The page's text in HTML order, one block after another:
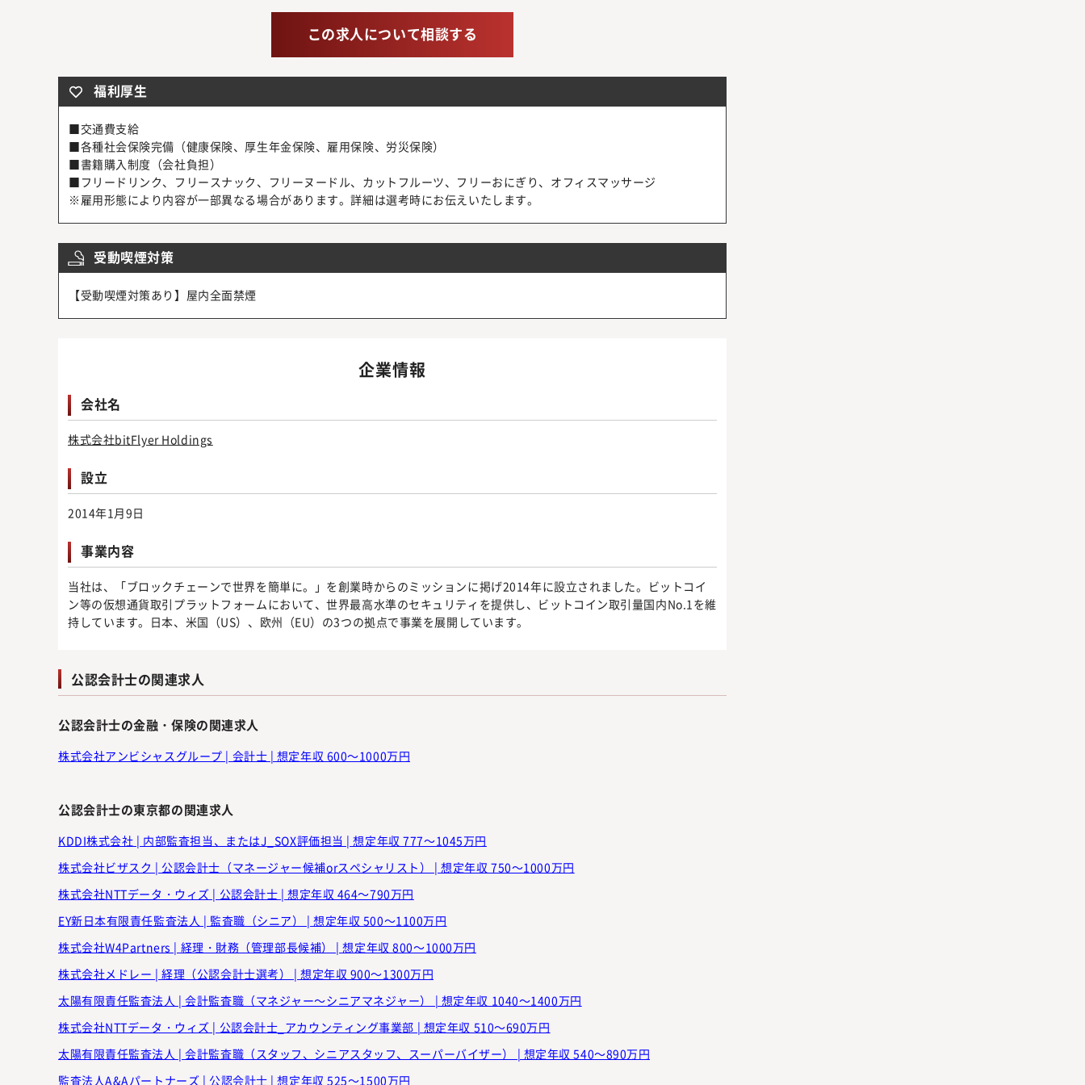
この求人について相談する
福利厚生
■交通費支給
■各種社会保険完備（健康保険、厚生年金保険、雇用保険、労災保険）
■書籍購入制度（会社負担）
■フリードリンク、フリースナック、フリーヌードル、カットフルーツ、フリーおにぎり、オフィスマッサージ
※雇用形態により内容が一部異なる場合があります。詳細は選考時にお伝えいたします。
受動喫煙対策
【受動喫煙対策あり】屋内全面禁煙
企業情報
会社名
株式会社bitFlyer Holdings
設立
2014年1月9日
事業内容
当社は、「ブロックチェーンで世界を簡単に。」を創業時からのミッションに掲げ2014年に設立されました。ビットコイ
ン等の仮想通貨取引プラットフォームにおいて、世界最高水準のセキュリティを提供し、ビットコイン取引量国内No.1を維
持しています。日本、米国（US）、欧州（EU）の3つの拠点で事業を展開しています。
公認会計士の関連求人
公認会計士の金融・保険の関連求人
株式会社アンビシャスグループ | 会計士 | 想定年収 600～1000万円
公認会計士の東京都の関連求人
KDDI株式会社 | 内部監査担当、またはJ_SOX評価担当 | 想定年収 777～1045万円
株式会社ビザスク | 公認会計士（マネージャー候補orスペシャリスト） | 想定年収 750～1000万円
株式会社NTTデータ・ウィズ | 公認会計士 | 想定年収 464～790万円
EY新日本有限責任監査法人 | 監査職（シニア） | 想定年収 500～1100万円
株式会社W4Partners | 経理・財務（管理部長候補） | 想定年収 800～1000万円
株式会社メドレー | 経理（公認会計士選考） | 想定年収 900～1300万円
太陽有限責任監査法人 | 会計監査職（マネジャー～シニアマネジャー） | 想定年収 1040～1400万円
株式会社NTTデータ・ウィズ | 公認会計士_アカウンティング事業部 | 想定年収 510～690万円
太陽有限責任監査法人 | 会計監査職（スタッフ、シニアスタッフ、スーパーバイザー） | 想定年収 540～890万円
監査法人A&Aパートナーズ | 公認会計士 | 想定年収 525～1500万円